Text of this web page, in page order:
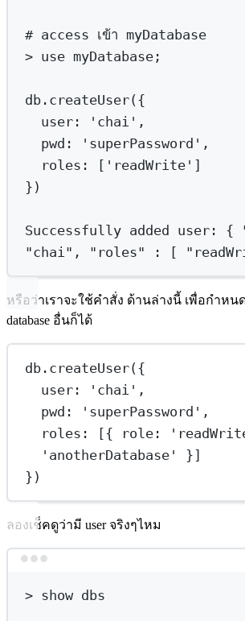
# access เข้า myDatabase
> use myDatabase;
db.createUser({
user:
'chai',
pwd :
'superPassword',
roles:
[ 'readWrite' ]
})
Successfully added user: {
"chai",
"roles" : [
หรือว่าเราจะใช้คำสั่ง ด้านล่างนี้ เพื่อกำหน
database อื่นก็ได้
db.createUser({
user: 'chai',
pwd: 'superPassword',
roles: [{ role:
'anotherDatabase' }]
})
ลองเช็คดูว่ามี user จริงๆไหม
> show dbs